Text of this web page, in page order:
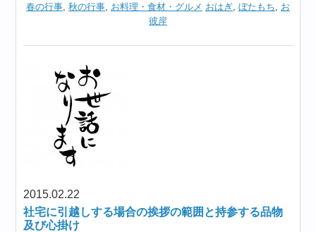
春の行事, 秋の行事, お料理・食材・グルメ おはぎ, ぼたもち, お
彼岸
2015.02.22
社宅に引越しする場合の挨拶の範囲と持参する品物
及び心掛け